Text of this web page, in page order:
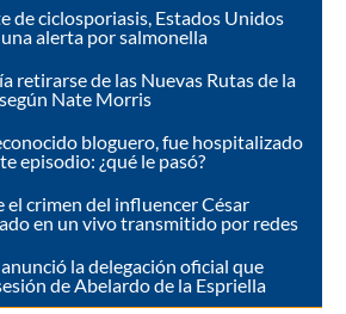
de ciclosporiasis, Estados Unidos
alerta por salmonella
retirarse de las Nuevas Rutas de la
Nate Morris
bloguero, fue hospitalizado
episodio: ¿qué le pasó?
el crimen del influencer César
en un vivo transmitido por redes
anunció la delegación oficial que
de Abelardo de la Espriella